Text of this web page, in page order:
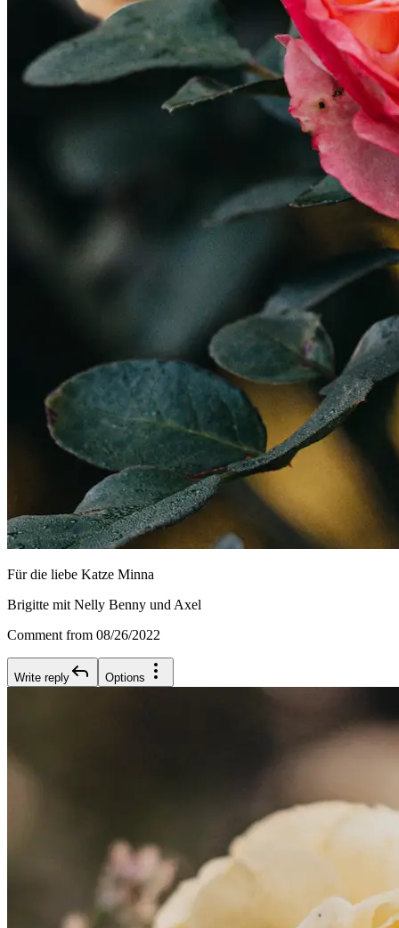
Für die liebe Katze Minna
Brigitte mit Nelly Benny und Axel
Comment from 08/26/2022
Write reply Options